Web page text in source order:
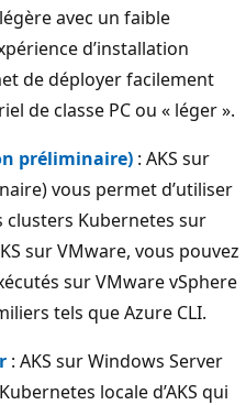
avec un faible
d’installation
de déployer facilement
de classe PC ou « léger ».
préliminaire) : AKS sur
vous permet d’utiliser
clusters Kubernetes sur
sur VMware, vous pouvez
sur VMware vSphere
tels que Azure CLI.
: AKS sur Windows Server
locale d’AKS qui